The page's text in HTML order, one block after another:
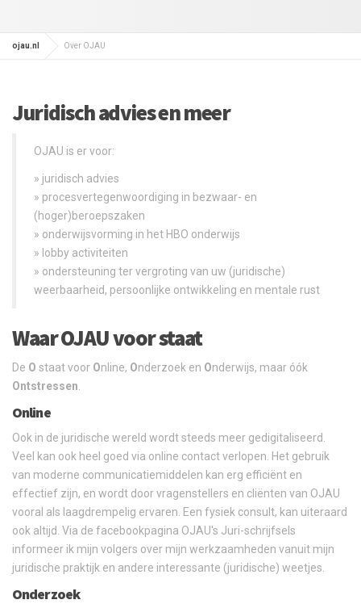
ojau.nl Over OJAU
Juridisch advies en meer
OJAU is er voor:
» juridisch advies
» procesvertegenwoordiging in bezwaar- en
(hoger)beroepszaken
» onderwijsvorming in het HBO onderwijs
» lobby activiteiten
» ondersteuning ter vergroting van uw (juridische)
weerbaarheid, persoonlijke ontwikkeling en mentale rust
Waar OJAU voor staat
De O staat voor Online, Onderzoek en Onderwijs, maar óók
Ontstressen
Online
Ook in de juridische wereld wordt steeds meer gedigitaliseerd.
Veel kan ook heel goed via online contact verlopen. Het gebruik
van moderne communicatiemiddelen kan erg efficiënt en
effectief zijn, en wordt door vragenstellers en cliënten van OJAU
vooral als laagdrempelig ervaren. Een fysiek consult, kan uiteraard
ook altijd. Via de facebookpagina OJAU's Juri-schrijfsels
informeer ik mijn volgers over mijn werkzaamheden vanuit mijn
juridische praktijk en andere interessante (juridische) weetjes.
Onderzoek